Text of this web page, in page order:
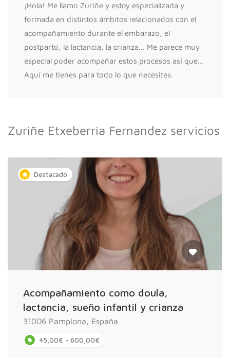
¡Hola! Me llamo Zuriñe y estoy especializada y
formada en distintos ámbitos relacionados con el
acompañamiento durante el embarazo, el
postparto, la lactancia, la crianza... Me parece muy
especial poder acompañar estos procesos así que...
Aquí me tienes para todo lo que necesites.
Zuriñe Etxeberria Fernandez servicios
Destacado
Acompañamiento como doula,
lactancia, sueño infantil y crianza
31006 Pamplona, España
45,00€ - 600,00€